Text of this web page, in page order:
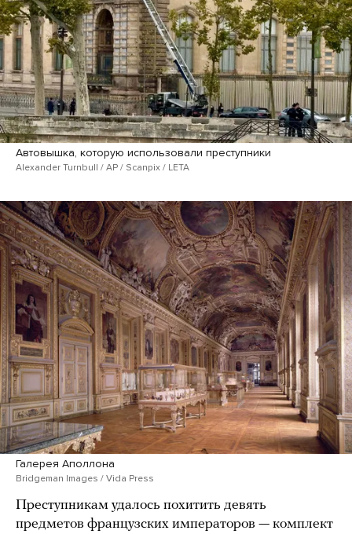
Автовышка, которую использовали преступники
Alexander Turnbull / AP / Scanpix / LETA
Галерея Аполлона
Bridgeman Images / Vida Press
Преступникам удалось похитить девять
предметов французских императоров — комплект